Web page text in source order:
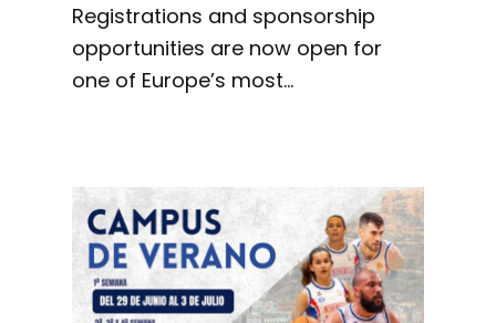
Registrations and sponsorship
opportunities are now open for
one of Europe’s most…